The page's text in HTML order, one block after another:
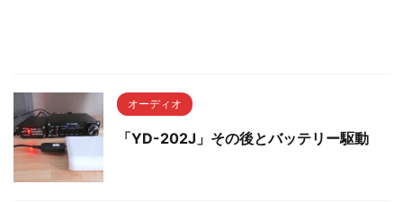
オーディオ
「YD-202J」その後とバッテリー駆動